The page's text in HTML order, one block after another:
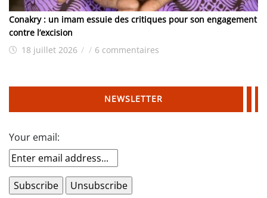
Conakry : un imam essuie des critiques pour son engagement
contre l’excision
18 juillet 2026 / / 6 commentaires
NEWSLETTER
Your email: